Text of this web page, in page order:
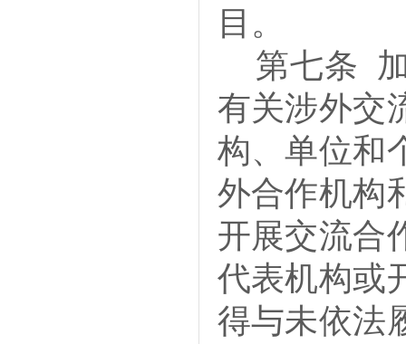
目。
第七条
有关涉外交
构、单位和
外合作机构
开展交流合
代表机构或
得与未依法